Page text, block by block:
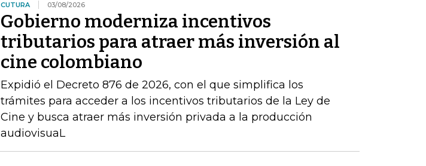
CUTURA 03/08/2026
Gobierno moderniza incentivos
tributarios para atraer más inversión al
cine colombiano
Expidió el Decreto 876 de 2026, con el que simplifica los
trámites para acceder a los incentivos tributarios de la Ley de
Cine y busca atraer más inversión privada a la producción
audiovisuaL